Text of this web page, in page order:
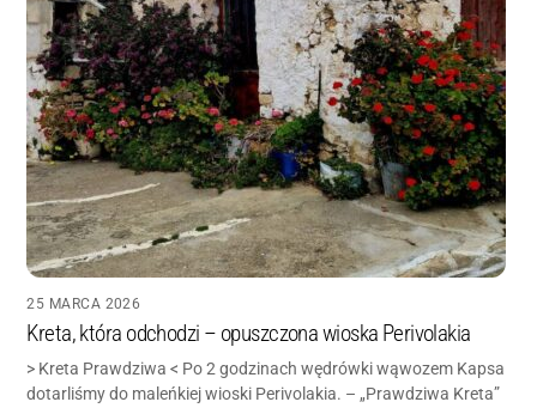
25 MARCA 2026
Kreta, która odchodzi – opuszczona wioska Perivolakia
> Kreta Prawdziwa < Po 2 godzinach wędrówki wąwozem Kapsa
dotarliśmy do maleńkiej wioski Perivolakia. – „Prawdziwa Kreta”